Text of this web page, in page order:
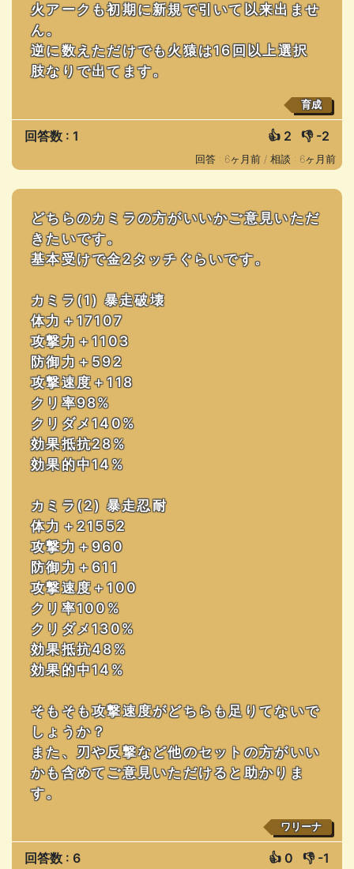
火アークも初期に新規で引いて以来出ませ
ん。
逆に数えただけでも火猿は16回以上選択
肢なりで出てます。
育成
回答数 : 1 👍 2 👎 -2
回答 : 6ヶ月前 / 相談 : 6ヶ月前
どちらのカミラの方がいいかご意見いただ
きたいです。
基本受けで金2タッチぐらいです。
カミラ(1) 暴走破壊
体力＋17107
攻撃力＋1103
防御力＋592
攻撃速度＋118
クリ率98%
クリダメ140%
効果抵抗28%
効果的中14%
カミラ(2) 暴走忍耐
体力＋21552
攻撃力＋960
防御力＋611
攻撃速度＋100
クリ率100%
クリダメ130%
効果抵抗48%
効果的中14%
そもそも攻撃速度がどちらも足りてないで
しょうか？
また、刃や反撃など他のセットの方がいい
かも含めてご意見いただけると助かりま
す。
ワリーナ
回答数 : 6 👍 0 👎 -1